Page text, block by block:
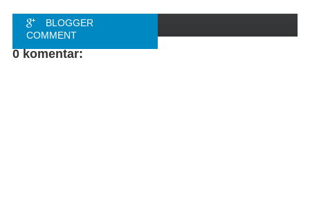
BLOGGER
COMMENT
0 komentar: